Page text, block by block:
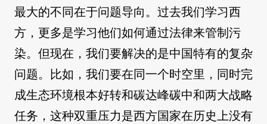
最大的不同在于问题导向。过去我们学习西
方，更多是学习他们如何通过法律来管制污
染。但现在，我们要解决的是中国特有的复杂
问题。比如，我们要在同一个时空里，同时完
成生态环境根本好转和碳达峰碳中和两大战略
任务，这种双重压力是西方国家在历史上没有